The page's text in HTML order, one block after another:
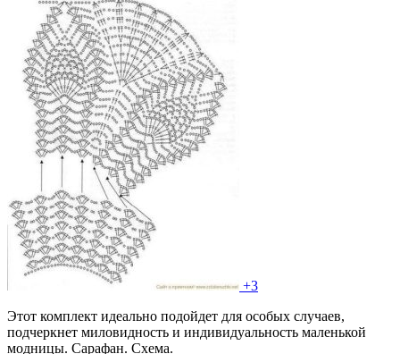
+3
Этот комплект идеально подойдет для особых случаев,
подчеркнет миловидность и индивидуальность маленькой
модницы. Сарафан. Схема.